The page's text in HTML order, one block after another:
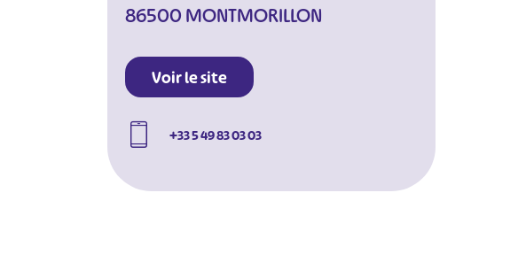
86500 MONTMORILLON
Voir le site
+33 5 49 83 03 03